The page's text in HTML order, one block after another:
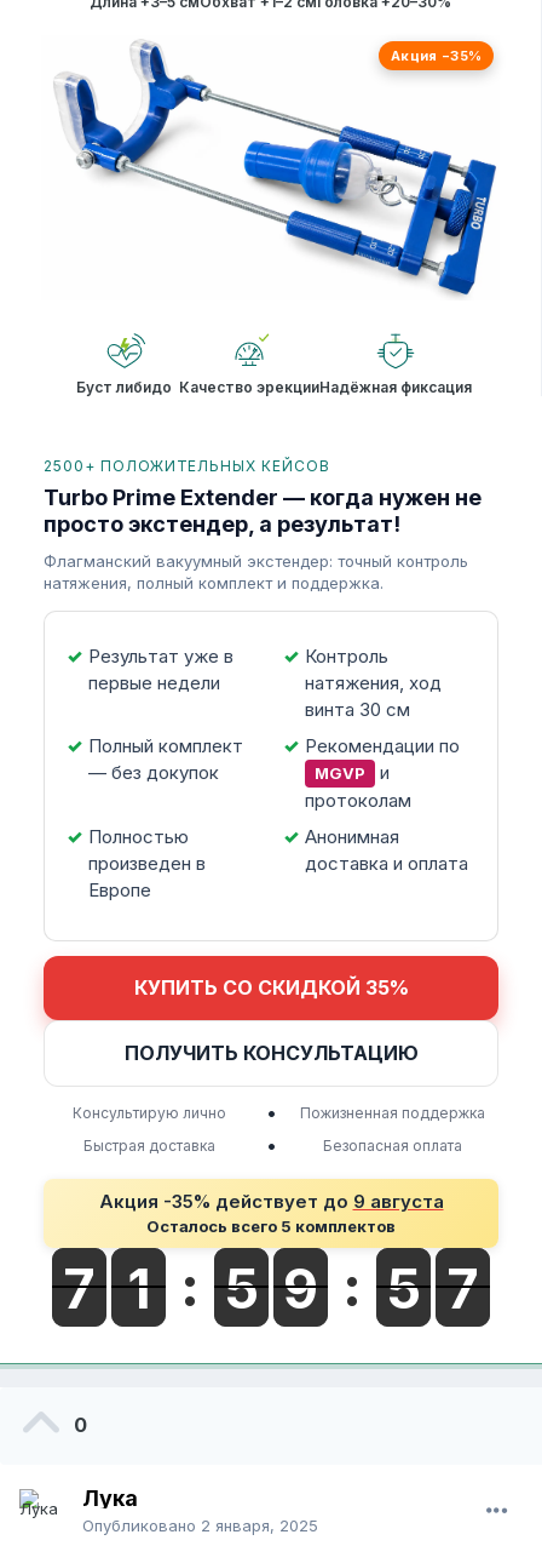
Акция −35%
Буст либидо Качество эрекцииНадёжная фиксация
2500+ ПОЛОЖИТЕЛЬНЫХ КЕЙСОВ
Turbo Prime Extender — когда нужен не
просто экстендер, а результат!
Флагманский вакуумный экстендер: точный контроль
натяжения, полный комплект и поддержка.
Результат уже в
первые недели
Контроль
натяжения, ход
винта 30 см
Полный комплект
— без докупок
Рекомендации по
MGVP
и
протоколам
Полностью
произведен в
Европе
Анонимная
доставка и оплата
КУПИТЬ СО СКИДКОЙ 35%
ПОЛУЧИТЬ КОНСУЛЬТАЦИЮ
Консультирую лично •
Пожизненная поддержка
Быстрая доставка
• Безопасная оплата
Акция -35% действует до 9 августа
Осталось всего 5 комплектов
0
Лука
Опубликовано 2 января, 2025